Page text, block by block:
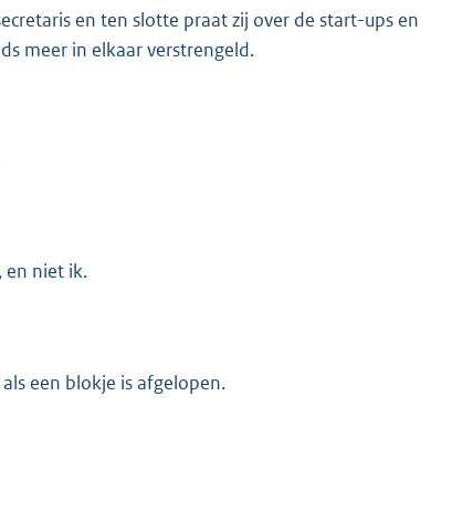
en ten slotte praat zij over de start-ups en
meer in elkaar verstrengeld.
en niet ik.
een blokje is afgelopen.